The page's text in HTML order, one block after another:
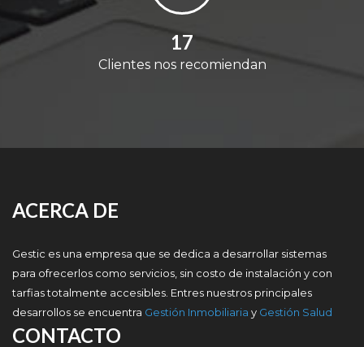
19
Clientes nos recomiendan
ACERCA DE
Gestic es una empresa que se dedica a desarrollar sistemas
para ofrecerlos como servicios, sin costo de instalación y con
tarfias totalmente accesibles. Entres nuestros principales
desarrollos se encuentra Gestión Inmobiliaria y Gestión Salud
CONTACTO